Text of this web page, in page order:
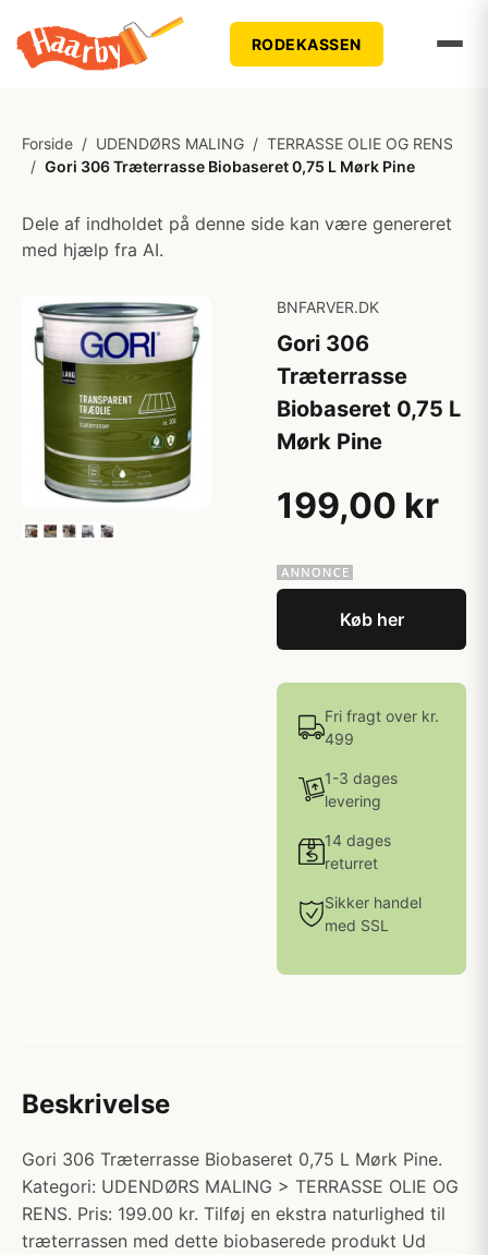
RODEKASSEN
Forside / UDENDØRS MALING / TERRASSE OLIE OG RENS
/ Gori 306 Træterrasse Biobaseret 0,75 L Mørk Pine
Dele af indholdet på denne side kan være genereret
med hjælp fra AI.
BNFARVER.DK
Gori 306
Træterrasse
Biobaseret 0,75 L
Mørk Pine
199,00 kr
Køb her
Fri fragt over kr.
499
1-3 dages
levering
14 dages
returret
Sikker handel
med SSL
Beskrivelse
Gori 306 Træterrasse Biobaseret 0,75 L Mørk Pine.
Kategori: UDENDØRS MALING > TERRASSE OLIE OG
RENS. Pris: 199.00 kr. Tilføj en ekstra naturlighed til
træterrassen med dette biobaserede produkt Ud